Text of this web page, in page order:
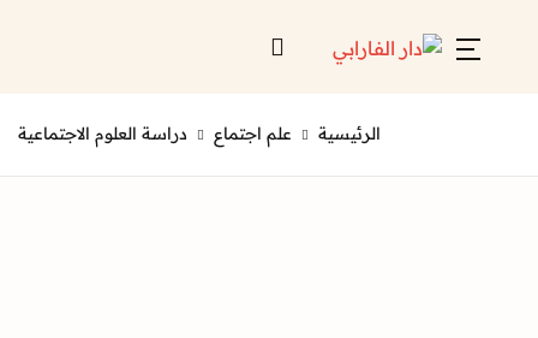
الرئيسية علم اجتماع دراسة العلوم الاجتماعية